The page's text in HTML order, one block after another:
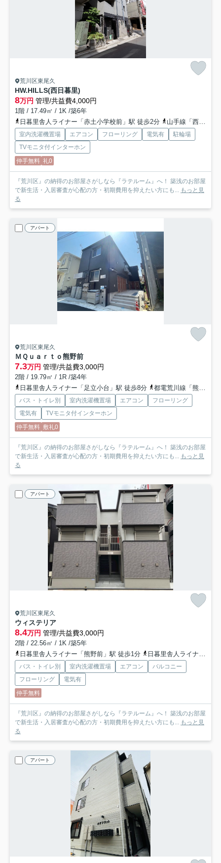
荒川区東尾久
HW.HILLS(西日暮里)
8万円 管理/共益費4,000円
1階 / 17.49㎡ / 1K /築6年
日暮里舎人ライナー「赤土小学校前」駅 徒歩2分
山手線「西日暮里」駅 徒歩13分
室内洗濯機置場 エアコン フローリング 電気有
駐輪場
TVモニタ付インターホン
仲手無料 礼0
『荒川区』の納得のお部屋さがしなら『ラテルーム』へ！ 築浅のお部屋
で新生活・入居審査が心配の方・初期費用を抑えたい方にも... もっと見
る
アパート
荒川区東尾久
ＭＱｕａｒｔｏ熊野前
7.3万円 管理/共益費3,000円
2階 / 19.79㎡ / 1R /築4年
日暮里舎人ライナー「足立小台」駅 徒歩8分
都電荒川線「熊野前」駅 徒歩3分
バス・トイレ別 室内洗濯機置場 エアコン
フローリング
電気有
TVモニタ付インターホン
仲手無料 敷礼0
『荒川区』の納得のお部屋さがしなら『ラテルーム』へ！ 築浅のお部屋
で新生活・入居審査が心配の方・初期費用を抑えたい方にも... もっと見
る
アパート
荒川区東尾久
ウィステリア
8.4万円 管理/共益費3,000円
2階 / 22.56㎡ / 1K /築5年
日暮里舎人ライナー「熊野前」駅 徒歩1分
日暮里舎人ライナー「足立小台」駅 徒歩10分
バス・トイレ別 室内洗濯機置場 エアコン
バルコニー
フローリング
電気有
仲手無料
『荒川区』の納得のお部屋さがしなら『ラテルーム』へ！ 築浅のお部屋
で新生活・入居審査が心配の方・初期費用を抑えたい方にも... もっと見
る
アパート